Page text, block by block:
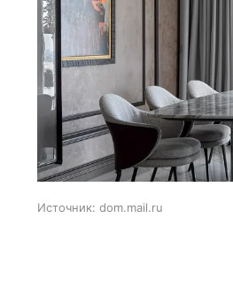
Источник: dom.mail.ru